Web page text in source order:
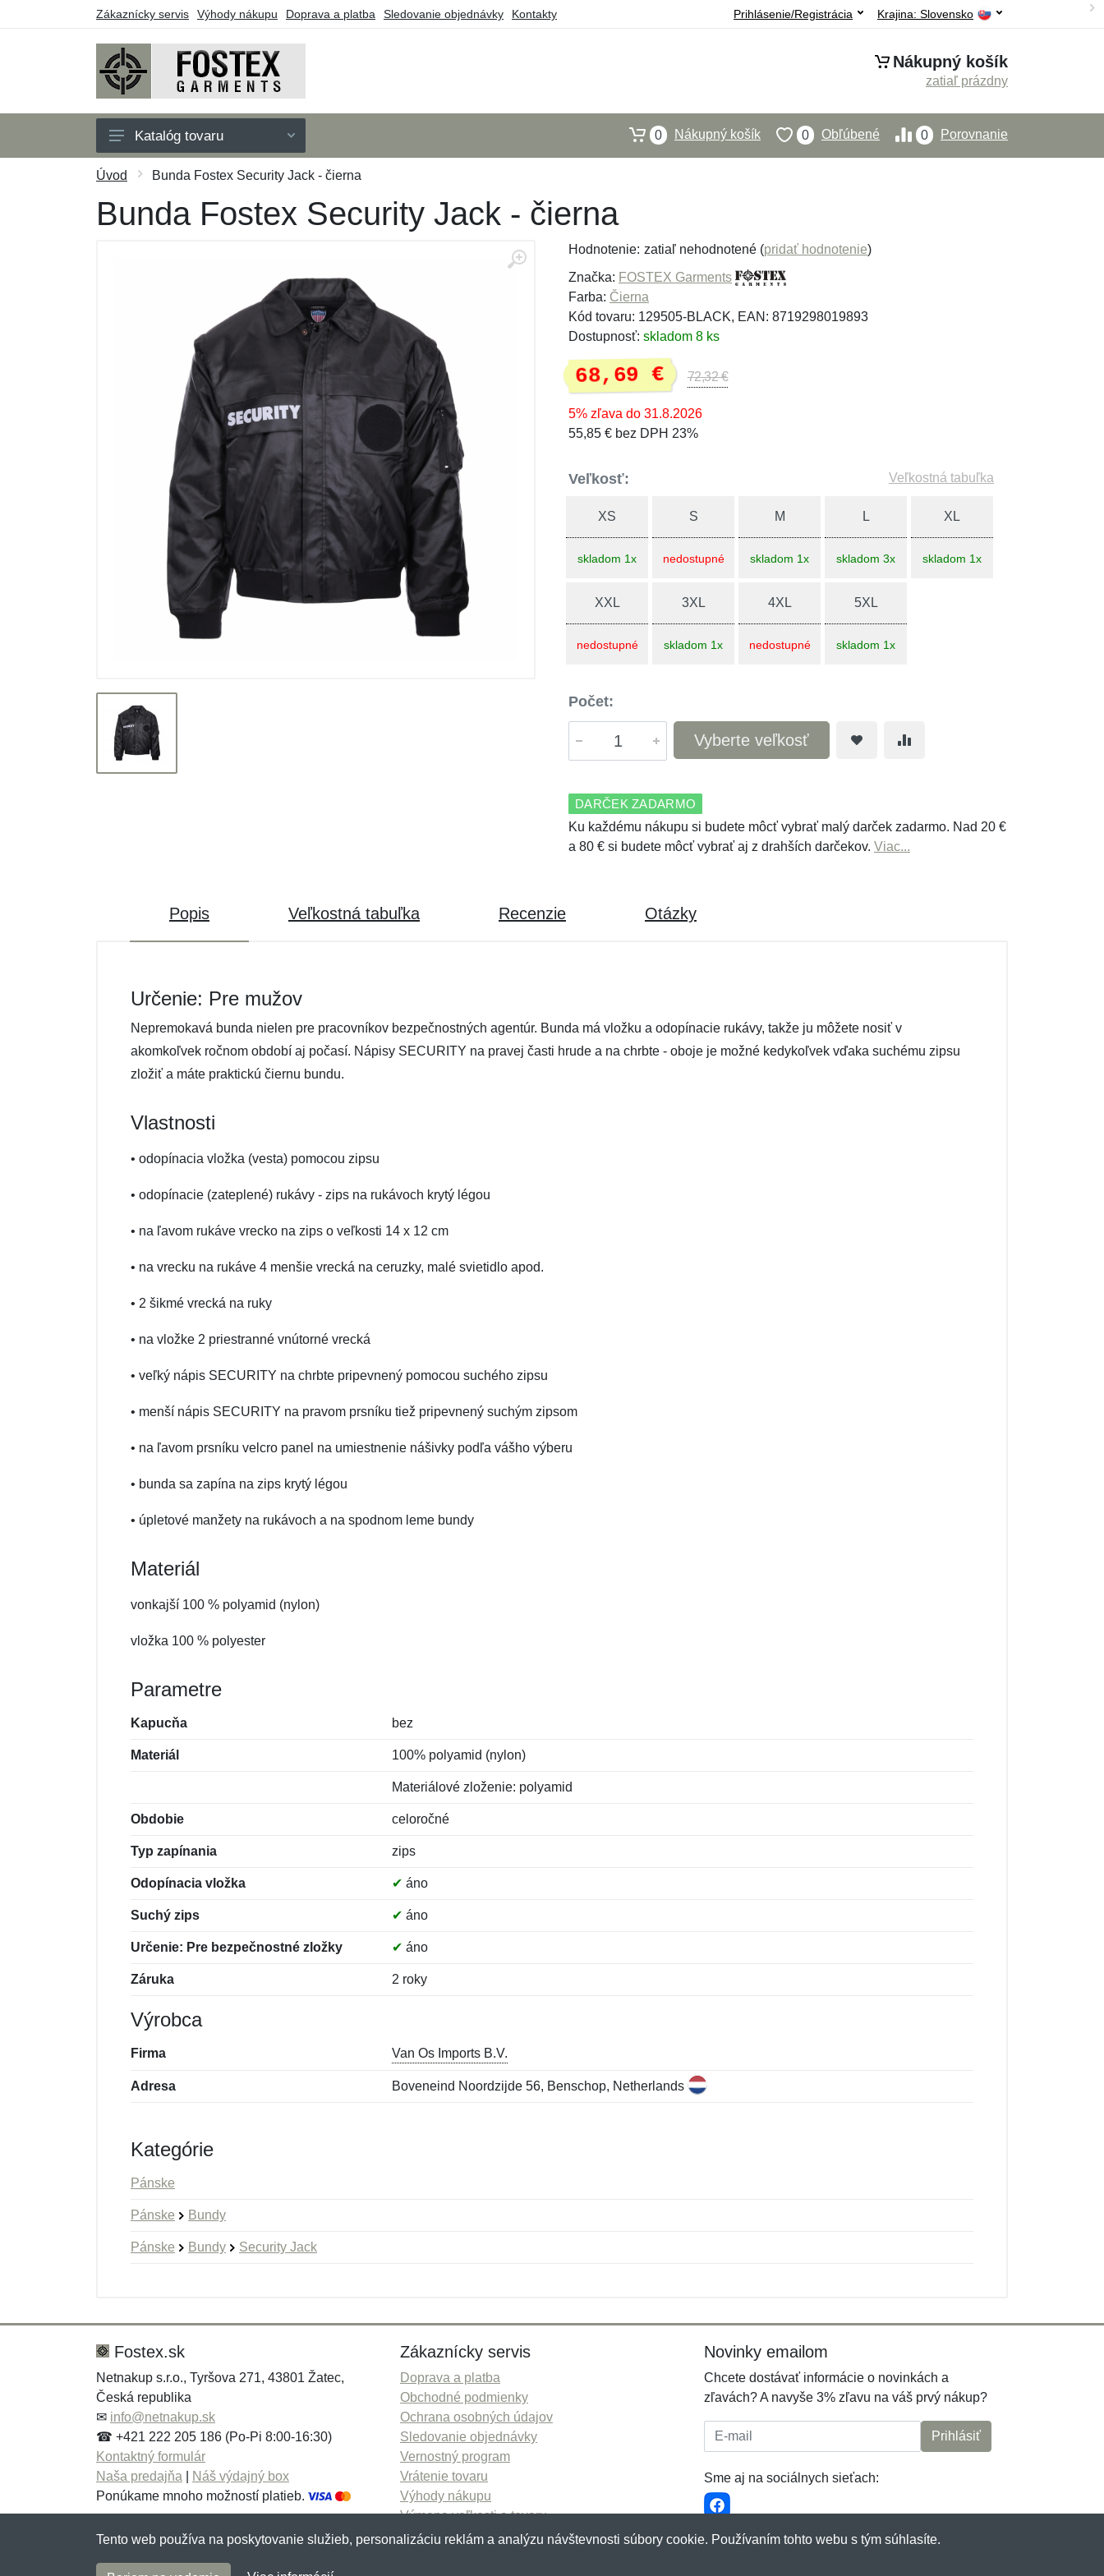
Zákaznícky servis Výhody nákupu Doprava a platba Sledovanie objednávky Kontakty Krajina: Slovensko
Prihlásenie/Registrácia
Nákupný košík
zatiaľ prázdny
Pánske
Detské
Taktické vybavenie
Darčekové poukazy
Katalóg tovaru 0 Porovnanie
0 Obľúbené
0 Nákupný košík
Úvod Bunda Fostex Security Jack - čierna
Bunda Fostex Security Jack - čierna
Hodnotenie: zatiaľ nehodnotené (pridať hodnotenie)
Značka: FOSTEX Garments
Farba: Čierna
Kód tovaru: 129505-BLACK, EAN: 8719298019893
Dostupnosť: skladom 8 ks
68,69 € 72,32 €
5% zľava do 31.8.2026
55,85 € bez DPH 23%
Veľkosť: Veľkostná tabuľka
XS
skladom 1x
S
nedostupné
M
skladom 1x
L
skladom 3x
XL
skladom 1x
XXL
nedostupné
3XL
skladom 1x
4XL
nedostupné
5XL
skladom 1x
Počet:
Vyberte veľkosť
DARČEK ZADARMO
Ku každému nákupu si budete môcť vybrať malý darček zadarmo. Nad 20 €
a 80 € si budete môcť vybrať aj z drahších darčekov. Viac...
Popis Veľkostná tabuľka Recenzie Otázky
Určenie: Pre mužov
Nepremokavá bunda nielen pre pracovníkov bezpečnostných agentúr. Bunda má vložku a odopínacie rukávy, takže ju môžete nosiť v
akomkoľvek ročnom období aj počasí. Nápisy SECURITY na pravej časti hrude a na chrbte - oboje je možné kedykoľvek vďaka suchému zipsu
zložiť a máte praktickú čiernu bundu.
Vlastnosti
• odopínacia vložka (vesta) pomocou zipsu
• odopínacie (zateplené) rukávy - zips na rukávoch krytý légou
• na ľavom rukáve vrecko na zips o veľkosti 14 x 12 cm
• na vrecku na rukáve 4 menšie vrecká na ceruzky, malé svietidlo apod.
• 2 šikmé vrecká na ruky
• na vložke 2 priestranné vnútorné vrecká
• veľký nápis SECURITY na chrbte pripevnený pomocou suchého zipsu
• menší nápis SECURITY na pravom prsníku tiež pripevnený suchým zipsom
• na ľavom prsníku velcro panel na umiestnenie nášivky podľa vášho výberu
• bunda sa zapína na zips krytý légou
• úpletové manžety na rukávoch a na spodnom leme bundy
Materiál
vonkajší 100 % polyamid (nylon)
vložka 100 % polyester
Parametre
Kapucňa bez
Materiál 100% polyamid (nylon)
Materiálové zloženie: polyamid
Obdobie celoročné
Typ zapínania zips
Odopínacia vložka ✔ áno
Suchý zips ✔ áno
Určenie: Pre bezpečnostné zložky ✔ áno
Záruka 2 roky
Výrobca
Firma Van Os Imports B.V.
Adresa Boveneind Noordzijde 56, Benschop, Netherlands
Kategórie
Pánske
Pánske Bundy
Pánske Bundy Security Jack
Správa*
Pridať
Správa*
Pridať
Fostex.sk
Netnakup s.r.o., Tyršova 271, 43801 Žatec,
Česká republika
✉ info@netnakup.sk
☎ +421 222 205 186 (Po-Pi 8:00-16:30)
Kontaktný formulár
Naša predajňa
Náš výdajný box
Ponúkame mnoho možností platieb.
Zákaznícky servis
Doprava a platba
Obchodné podmienky
Ochrana osobných údajov
Sledovanie objednávky
Vernostný program
Vrátenie tovaru
Výhody nákupu
Výmena veľkosti a tovaru
Viac informácií...
Novinky emailom
Chcete dostávať informácie o novinkách a
zľavách? A navyše 3% zľavu na váš prvý nákup?
E-mail: Prihlásiť
Sme aj na sociálnych sieťach:
Tento web používa na poskytovanie služieb, personalizáciu reklám a analýzu návštevnosti súbory cookie. Používaním tohto webu s tým súhlasíte.